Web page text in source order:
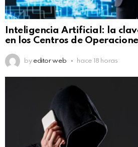
Inteligencia Artificial: la
en los Centros de
by editor web hace 18 horas